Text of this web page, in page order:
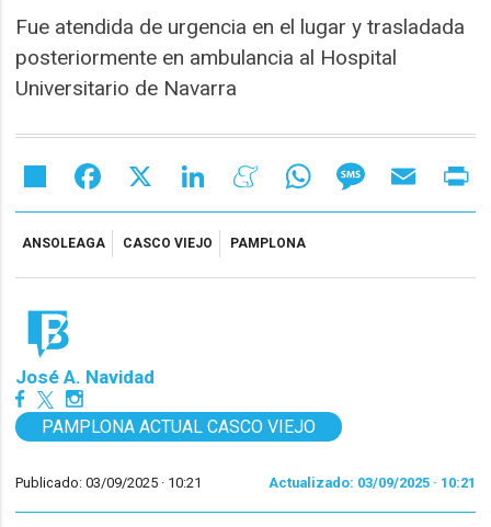
Fue atendida de urgencia en el lugar y trasladada
posteriormente en ambulancia al Hospital
Universitario de Navarra
Share Facebook LinkedIn MeneameWhatsAppMessageEmail
ANSOLEAGA CASCO VIEJO PAMPLONA
José A. Navidad
PAMPLONA ACTUAL CASCO VIEJO
Publicado: 03/09/2025 · 10:21 Actualizado: 03/09/2025 · 10:21